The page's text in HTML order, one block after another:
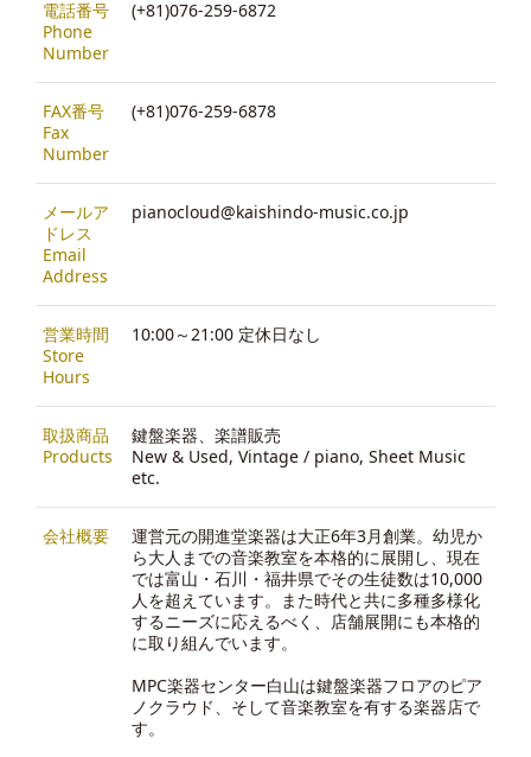
電話番号
Phone
Number
(+81)076-259-6872
FAX番号
Fax
Number
(+81)076-259-6878
メールア
ドレス
Email
Address
pianocloud@kaishindo-music.co.jp
営業時間
Store
Hours
10:00～21:00 定休日なし
取扱商品
Products
鍵盤楽器、楽譜販売
New & Used, Vintage / piano, Sheet Music
etc.
会社概要
運営元の開進堂楽器は大正6年3月創業。幼児か
ら大人までの音楽教室を本格的に展開し、現在
では富山・石川・福井県でその生徒数は10,000
人を超えています。また時代と共に多種多様化
するニーズに応えるべく、店舗展開にも本格的
に取り組んでいます。
MPC楽器センター白山は鍵盤楽器フロアのピア
ノクラウド、そして音楽教室を有する楽器店で
す。